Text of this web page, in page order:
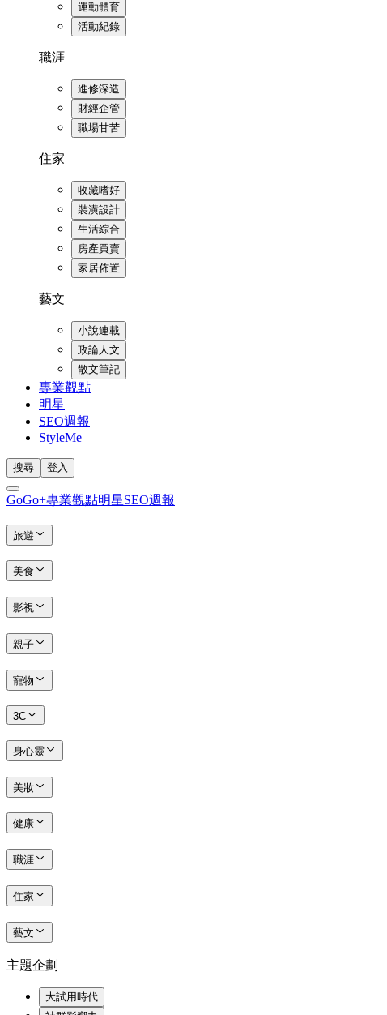
運動體育
活動紀錄
職涯
進修深造
財經企管
職場甘苦
住家
收藏嗜好
裝潢設計
生活綜合
房產買賣
家居佈置
藝文
小說連載
政論人文
散文筆記
專業觀點
明星
SEO週報
StyleMe
搜尋 登入
GoGo+專業觀點明星SEO週報
旅遊
美食
影視
親子
寵物
3C
身心靈
美妝
健康
職涯
住家
藝文
主題企劃
大試用時代